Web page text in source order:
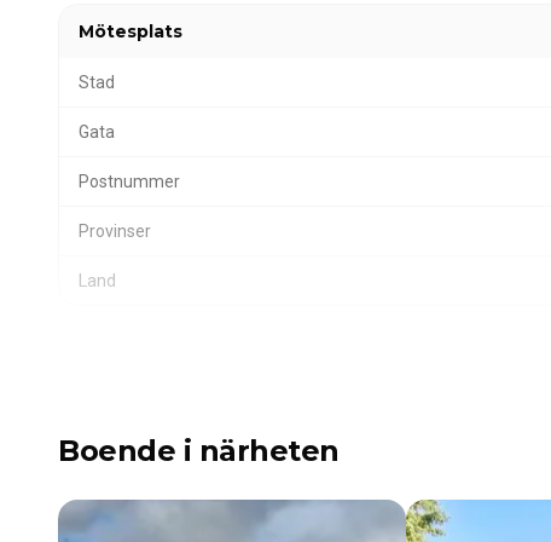
Mötesplats
Stad
Gata
Postnummer
Provinser
Land
Boende i närheten